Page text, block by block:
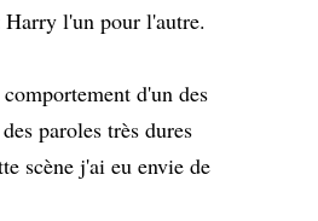
l'un pour l'autre.
d'un des
paroles très dures
scène j'ai eu envie de